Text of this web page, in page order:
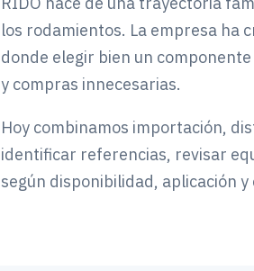
los rodamientos. La empresa ha
donde elegir bien un
y compras innecesarias.
Hoy combinamos importación,
identificar referencias, revisar
según disponibilidad, aplicación y